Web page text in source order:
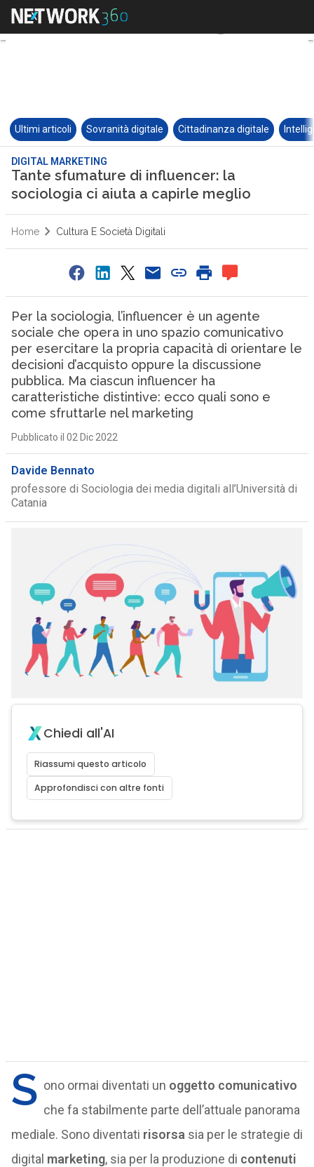
Ultimi articoli Sovranità digitale Cittadinanza digitale
DIGITAL MARKETING
Tante sfumature di influencer: la
sociologia ci aiuta a capirle meglio
Home Cultura E Società Digitali
Per la sociologia, l’influencer è un agente
sociale che opera in uno spazio comunicativo
per esercitare la propria capacità di orientare le
decisioni d’acquisto oppure la discussione
pubblica. Ma ciascun influencer ha
caratteristiche distintive: ecco quali sono e
come sfruttarle nel marketing
Pubblicato il 02 Dic 2022
Davide Bennato
professore di Sociologia dei media digitali all’Università di
Catania
Chiedi all'AI
Riassumi questo articolo
Approfondisci con altre fonti
S ono ormai diventati un oggetto comunicativo
che fa stabilmente parte dell’attuale panorama
mediale. Sono diventati risorsa sia per le strategie di
digital marketing, sia per la produzione di contenuti